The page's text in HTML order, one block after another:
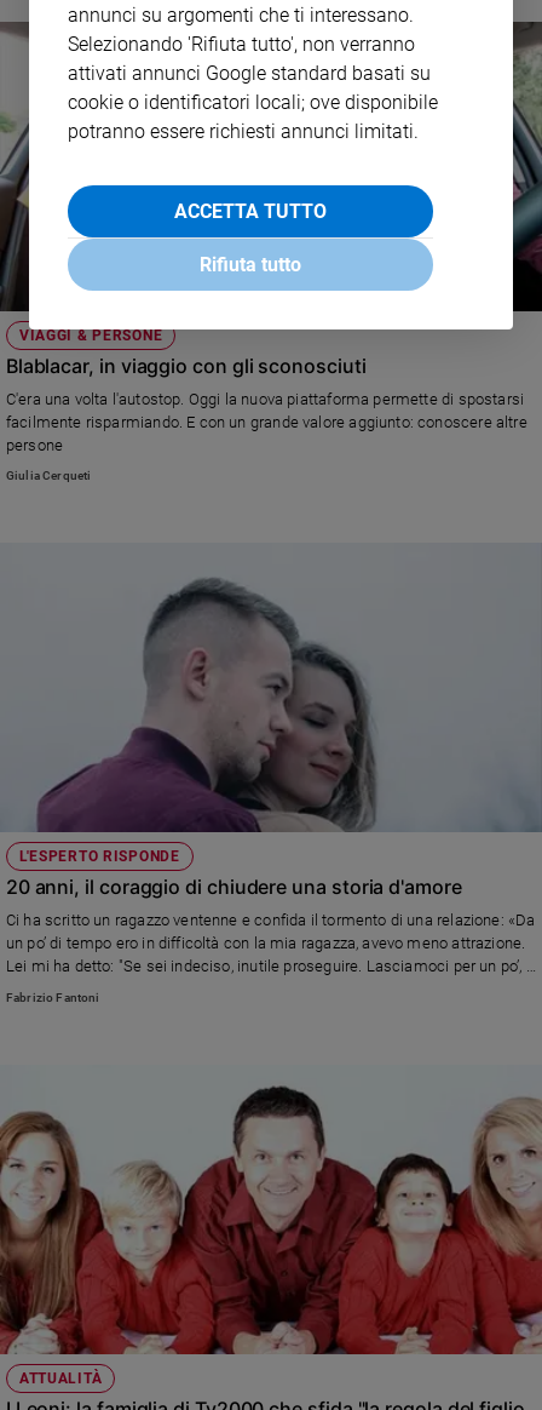
VIAGGI & PERSONE
Blablacar, in viaggio con gli sconosciuti
C'era una volta l'autostop. Oggi la nuova piattaforma permette di spostarsi
facilmente risparmiando. E con un grande valore aggiunto: conoscere altre
persone
Giulia Cerqueti
L'ESPERTO RISPONDE
20 anni, il coraggio di chiudere una storia d'amore
Ci ha scritto un ragazzo ventenne e confida il tormento di una relazione: «Da
un po’ di tempo ero in difficoltà con la mia ragazza, avevo meno attrazione.
Lei mi ha detto: "Se sei indeciso, inutile proseguire. Lasciamoci per un po’, ti
chiarisci le idee". Ho accettato, ma non so se ho fatto bene....». Risponde
Fabrizio Fantoni
ATTUALITÀ
annunci su argomenti che ti interessano.
Selezionando 'Rifiuta tutto', non verranno
attivati annunci Google standard basati su
cookie o identificatori locali; ove disponibile
potranno essere richiesti annunci limitati.
ACCETTA TUTTO
Rifiuta tutto